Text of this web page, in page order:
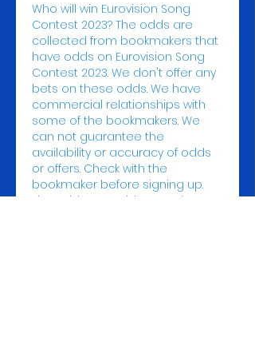
Who will win Eurovision Song
Contest 2023? The odds are
collected from bookmakers that
have odds on Eurovision Song
Contest 2023. We don't offer any
bets on these odds. We have
commercial relationships with
some of the bookmakers. We
can not guarantee the
availability or accuracy of odds
or offers. Check with the
bookmaker before signing up.
The odds are subject to change,